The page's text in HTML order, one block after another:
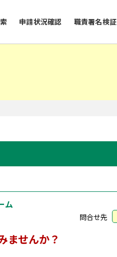
申請状況確認 職責署名検証
ム
問合せ先
ませんか？